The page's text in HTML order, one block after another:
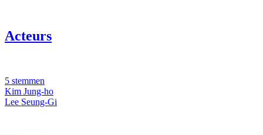
Acteurs
5 stemmen
Kim Jung-ho
Lee Seung-Gi